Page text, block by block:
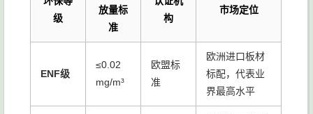
级
放量标
准
构
市场定位
ENF级
≤0.02
mg/m³
欧盟标
准
欧洲进口板材
标配，代表业
界最高水平